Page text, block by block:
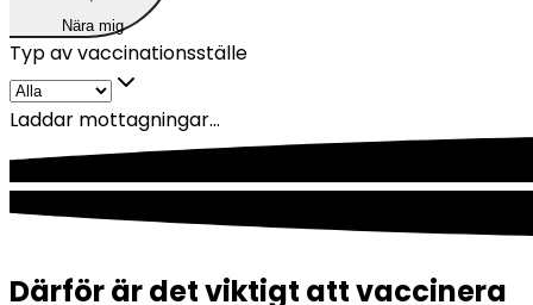
Nära mig
Typ av vaccinationsställe
Laddar mottagningar...
Därför är det viktigt att vaccinera